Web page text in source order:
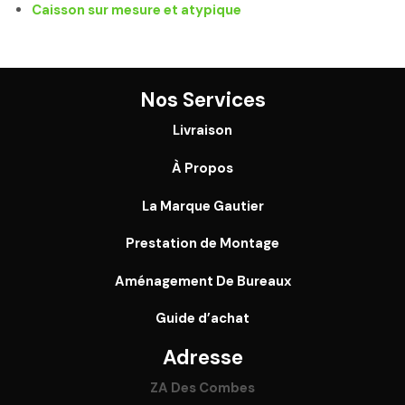
Caisson sur mesure et atypique
Nos Services
Livraison
À Propos
La Marque Gautier
Prestation de Montage
Aménagement De Bureaux
Guide d’achat
Adresse
ZA Des Combes